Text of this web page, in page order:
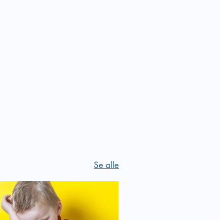
Se alle